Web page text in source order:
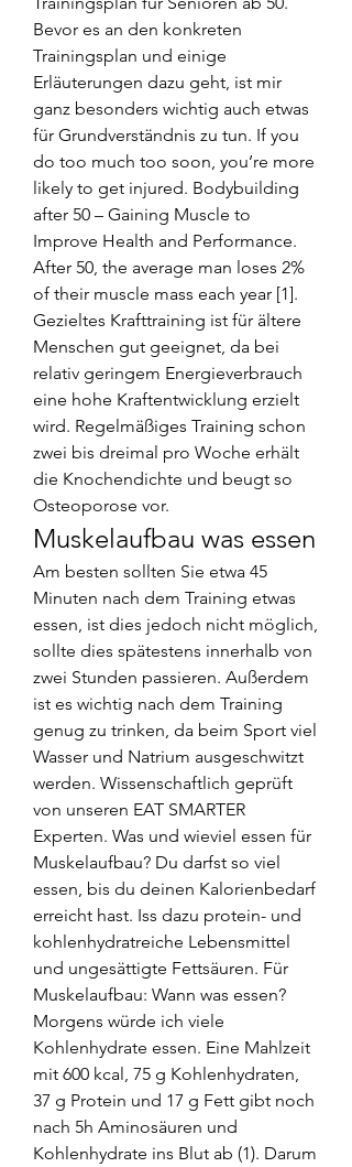
Bevor es an den konkreten
Trainingsplan und einige
Erläuterungen dazu geht, ist mir
ganz besonders wichtig auch etwas
für Grundverständnis zu tun. If you
do too much too soon, you’re more
likely to get injured. Bodybuilding
after 50 – Gaining Muscle to
Improve Health and Performance.
After 50, the average man loses 2%
of their muscle mass each year [1].
Gezieltes Krafttraining ist für ältere
Menschen gut geeignet, da bei
relativ geringem Energieverbrauch
eine hohe Kraftentwicklung erzielt
wird. Regelmäßiges Training schon
zwei bis dreimal pro Woche erhält
die Knochendichte und beugt so
Osteoporose vor.
Muskelaufbau was essen
Am besten sollten Sie etwa 45
Minuten nach dem Training etwas
essen, ist dies jedoch nicht möglich,
sollte dies spätestens innerhalb von
zwei Stunden passieren. Außerdem
ist es wichtig nach dem Training
genug zu trinken, da beim Sport viel
Wasser und Natrium ausgeschwitzt
werden. Wissenschaftlich geprüft
von unseren EAT SMARTER
Experten. Was und wieviel essen für
Muskelaufbau? Du darfst so viel
essen, bis du deinen Kalorienbedarf
erreicht hast. Iss dazu protein- und
kohlenhydratreiche Lebensmittel
und ungesättigte Fettsäuren. Für
Muskelaufbau: Wann was essen?
Morgens würde ich viele
Kohlenhydrate essen. Eine Mahlzeit
mit 600 kcal, 75 g Kohlenhydraten,
37 g Protein und 17 g Fett gibt noch
nach 5h Aminosäuren und
Kohlenhydrate ins Blut ab (1). Darum